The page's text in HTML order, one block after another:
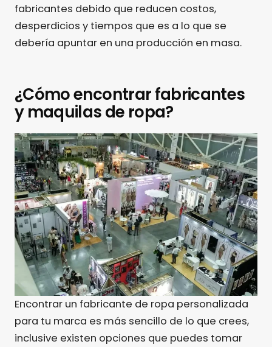
fabricantes debido que reducen costos,
desperdicios y tiempos que es a lo que se
debería apuntar en una producción en masa.
¿Cómo encontrar fabricantes
y maquilas de ropa?
Encontrar un fabricante de ropa personalizada
para tu marca es más sencillo de lo que crees,
inclusive existen opciones que puedes tomar